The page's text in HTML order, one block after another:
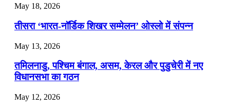
July 22, 2026
📝 डेली करेंट अफेयर्स: 19-21 जुलाई 2026
July 19, 2026
📝 डेली करेंट अफेयर्स: 16-18 जुलाई 2026
May 18, 2026
तीसरा ‘भारत-नॉर्डिक शिखर सम्मेलन’ ओस्लो में संपन्न
May 13, 2026
तमिलनाडु, पश्चिम बंगाल, असम, केरल और पुडुचेरी में नए
विधानसभा का गठन
May 12, 2026